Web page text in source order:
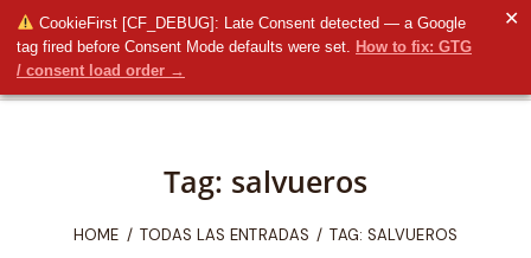
CookieFirst [CF_DEBUG]: Late Consent detected — a Google
tag fired before Consent Mode defaults were set. How to fix: GTG
/ consent load order →
✕
Tag: salvueros
HOME TODAS LAS ENTRADAS TAG: SALVUEROS